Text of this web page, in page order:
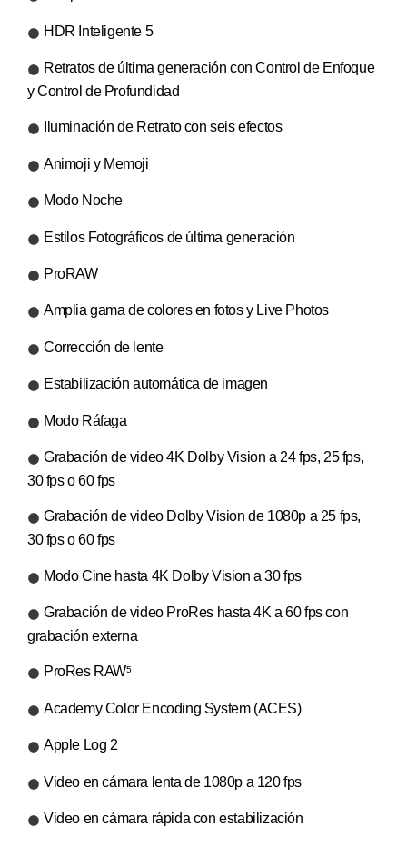
HDR Inteligente 5
Retratos de última generación con Control de Enfoque
y Control de Profundidad
Iluminación de Retrato con seis efectos
Animoji y Memoji
Modo Noche
Estilos Fotográficos de última generación
ProRAW
Amplia gama de colores en fotos y Live Photos
Corrección de lente
Estabilización automática de imagen
Modo Ráfaga
Grabación de video 4K Dolby Vision a 24 fps, 25 fps,
30 fps o 60 fps
Grabación de video Dolby Vision de 1080p a 25 fps,
30 fps o 60 fps
Modo Cine hasta 4K Dolby Vision a 30 fps
Grabación de video ProRes hasta 4K a 60 fps con
grabación externa
ProRes RAW5
Academy Color Encoding System (ACES)
Apple Log 2
Video en cámara lenta de 1080p a 120 fps
Video en cámara rápida con estabilización